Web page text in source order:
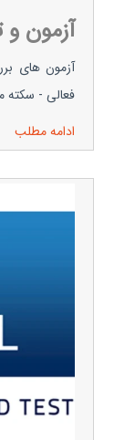
آزمون
آزمون های
فعالی - سکته
ادامه مطلب